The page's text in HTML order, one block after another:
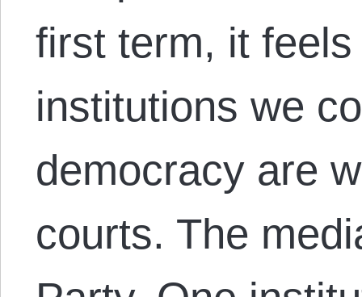
first term, it
institutions we
democracy are
courts. The